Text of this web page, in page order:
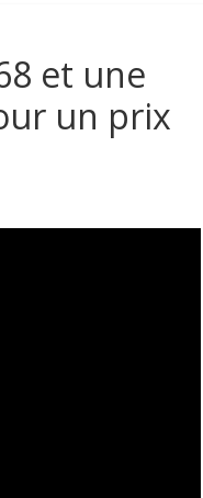
et une
un prix